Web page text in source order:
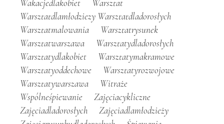
Wakacjedlakobiet
Warsztat
Warsztatdlamłodziezy Warsztatdladorosłych
Warsztatmalowania
Warsztatrysunek
Warsztatwarszawa
Warsztatydladorosłych
Warsztatydlakobiet
Warsztatymakramowe
Warsztatyoddechowe
Warsztatyrozwojowe
Warsztatywarszawa
Witraże
Wspólneśpiewanie
Zajęciacykliczne
Zajęciadladorosłych
Zajęciadlamłodzieży